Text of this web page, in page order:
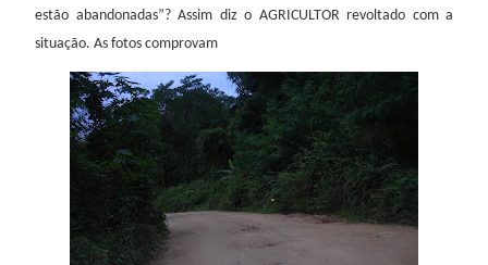
estão abandonadas”? Assim diz o AGRICULTOR revoltado com a
situação. As fotos comprovam